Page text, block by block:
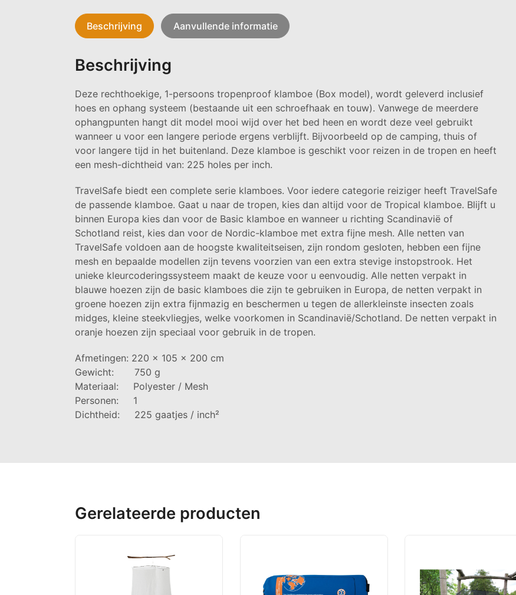
Beschrijving Aanvullende informatie
Beschrijving
Deze rechthoekige, 1-persoons tropenproof klamboe (Box model), wordt geleverd inclusief
hoes en ophang systeem (bestaande uit een schroefhaak en touw). Vanwege de meerdere
ophangpunten hangt dit model mooi wijd over het bed heen en wordt deze veel gebruikt
wanneer u voor een langere periode ergens verblijft. Bijvoorbeeld op de camping, thuis of
voor langere tijd in het buitenland. Deze klamboe is geschikt voor reizen in de tropen en heeft
een mesh-dichtheid van: 225 holes per inch.
TravelSafe biedt een complete serie klamboes. Voor iedere categorie reiziger heeft TravelSafe
de passende klamboe. Gaat u naar de tropen, kies dan altijd voor de Tropical klamboe. Blijft u
binnen Europa kies dan voor de Basic klamboe en wanneer u richting Scandinavië of
Schotland reist, kies dan voor de Nordic-klamboe met extra fijne mesh. Alle netten van
TravelSafe voldoen aan de hoogste kwaliteitseisen, zijn rondom gesloten, hebben een fijne
mesh en bepaalde modellen zijn tevens voorzien van een extra stevige instopstrook. Het
unieke kleurcoderingssysteem maakt de keuze voor u eenvoudig. Alle netten verpakt in
blauwe hoezen zijn de basic klamboes die zijn te gebruiken in Europa, de netten verpakt in
groene hoezen zijn extra fijnmazig en beschermen u tegen de allerkleinste insecten zoals
midges, kleine steekvliegjes, welke voorkomen in Scandinavië/Schotland. De netten verpakt in
oranje hoezen zijn speciaal voor gebruik in de tropen.
Afmetingen: 220 x 105 x 200 cm
Gewicht: 750 g
Materiaal: Polyester / Mesh
Personen: 1
Dichtheid: 225 gaatjes / inch²
Gerelateerde producten